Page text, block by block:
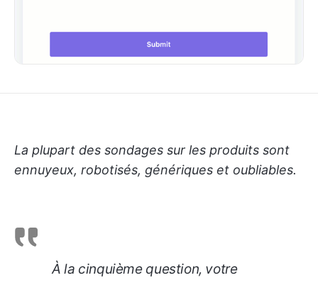
La plupart des sondages sur les produits sont
ennuyeux, robotisés, génériques et oubliables.
À la cinquième question, votre